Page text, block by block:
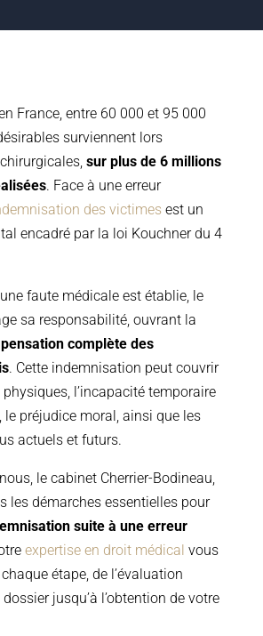
France, entre 60 000 et 95 000
surviennent lors
sur plus de 6 millions
. Face à une erreur
des victimesest un
encadré par la loi Kouchner du 4
faute médicale est établie, le
sa responsabilité, ouvrant la
complète des
. Cette indemnisation peut couvrir
l’incapacité temporaire
le préjudice moral, ainsi que les
actuels et futurs.
le cabinet Cherrier-Bodineau,
les démarches essentielles pour
suite à une erreur
expertise en droit médical vous
étape, de l’évaluation
jusqu’à l’obtention de votre